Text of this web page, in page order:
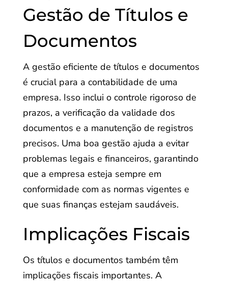
Gestão de Títulos e
Documentos
A gestão eficiente de títulos e documentos
é crucial para a contabilidade de uma
empresa. Isso inclui o controle rigoroso de
prazos, a verificação da validade dos
documentos e a manutenção de registros
precisos. Uma boa gestão ajuda a evitar
problemas legais e financeiros, garantindo
que a empresa esteja sempre em
conformidade com as normas vigentes e
que suas finanças estejam saudáveis.
Implicações Fiscais
Os títulos e documentos também têm
implicações fiscais importantes. A